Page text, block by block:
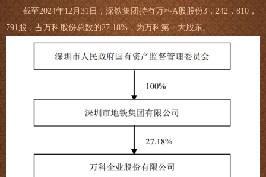
截至2024年12月31日，深铁集团持有万科A股股份3，242，810，
791股，占万科股份总数的27.18%，为万科第一大股东。